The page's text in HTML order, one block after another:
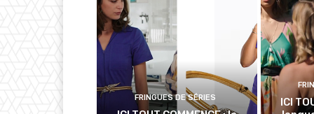
FRINGUES DE SÉRIES
ICI